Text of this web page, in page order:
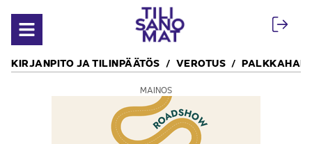
Avaa valikko
KIRJANPITO JA TILINPÄÄTÖS VEROTUS
MAINOS